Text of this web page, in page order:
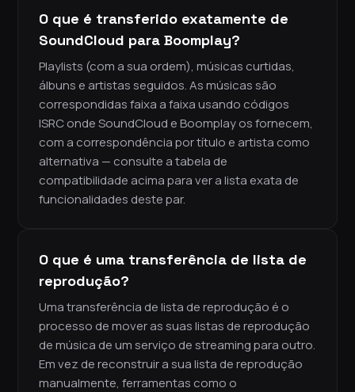
O que é transferido exatamente de
SoundCloud para Boomplay?
Playlists (com a sua ordem), músicas curtidas,
álbuns e artistas seguidos. As músicas são
correspondidas faixa a faixa usando códigos
ISRC onde SoundCloud e Boomplay os fornecem,
com a correspondência por título e artista como
alternativa — consulte a tabela de
compatibilidade acima para ver a lista exata de
funcionalidades deste par.
O que é uma transferência de lista de
reprodução?
Uma transferência de lista de reprodução é o
processo de mover as suas listas de reprodução
de música de um serviço de streaming para outro.
Em vez de reconstruir a sua lista de reprodução
manualmente, ferramentas como o